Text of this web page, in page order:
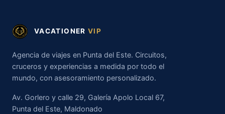
VACATIONER VIP
Agencia de viajes en Punta del Este. Circuitos,
cruceros y experiencias a medida por todo el
mundo, con asesoramiento personalizado.
Av. Gorlero y calle 29, Galería Apolo Local 67,
Punta del Este, Maldonado